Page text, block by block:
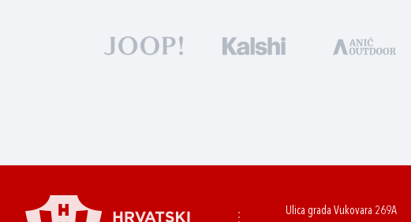
Ulica grada Vukovara 269A